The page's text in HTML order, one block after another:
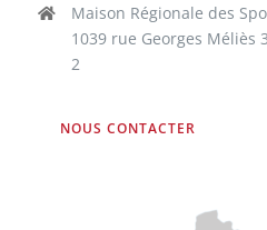
Maison Régionale des
1039 rue Georges Méliès
2
NOUS CONTACTER